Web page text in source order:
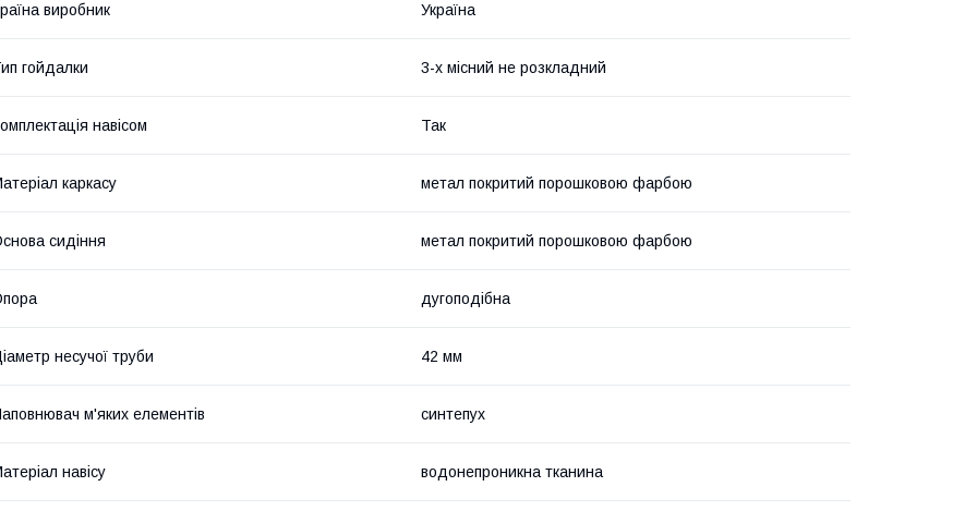
виробник Україна
гойдалки 3-х місний не розкладний
навісом Так
каркасу метал покритий порошковою фарбою
сидіння метал покритий порошковою фарбою
дугоподібна
несучої труби 42 мм
м'яких елементів синтепух
навісу водонепроникна тканина